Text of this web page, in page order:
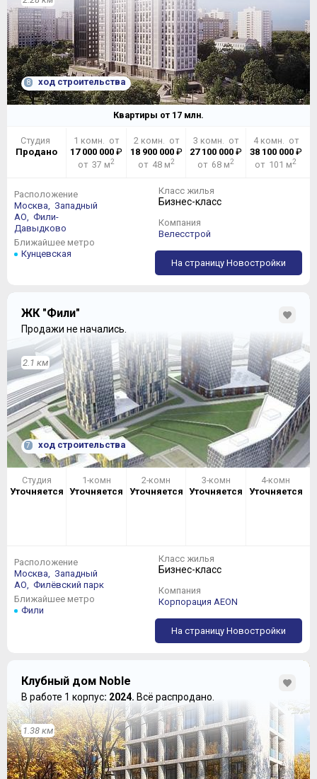
8 ход строительства
Квартиры от 17 млн.
Студия
Продано
1 комн. от
17 000 000 ₽
от 37 м2
2 комн. от
18 900 000₽
от 48 м2
3 комн. от
27 100 000 ₽
от 68 м2
4 комн. от
38 100 000₽
от 101 м2
Расположение
Москва, Западный
АО, Фили-
Давыдково
Ближайшее метро
Кунцевская
Класс жилья
Бизнес-класс
Компания
Велесстрой
На страницу Новостройки
ЖК "Фили"
Продажи не начались.
2.1 км
7 ход строительства
Студия
Уточняется
1-комн
Уточняется
2-комн
Уточняется
3-комн
Уточняется
4-комн
Уточняется
Расположение
Москва, Западный
АО, Филёвский парк
Ближайшее метро
Фили
Класс жилья
Бизнес-класс
Компания
Корпорация AEON
На страницу Новостройки
Клубный дом Noble
В работе 1 корпус: 2024. Всё распродано.
1.38 км